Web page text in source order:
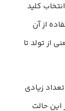
کلید
از آن
از تولد تا
زیادی
این حالت